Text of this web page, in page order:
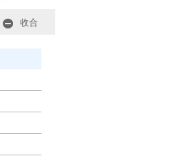
收合